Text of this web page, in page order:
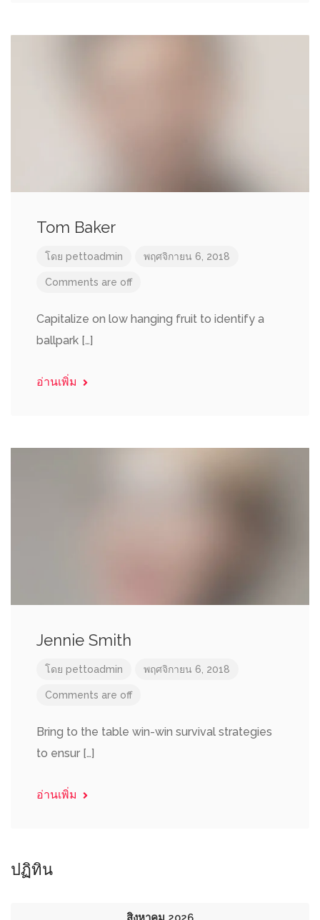
Tom Baker
โดย pettoadmin พฤศจิกายน 6, 2018
Comments are off
Capitalize on low hanging fruit to identify a
ballpark […]
อ่านเพิ่ม
Jennie Smith
โดย pettoadmin พฤศจิกายน 6, 2018
Comments are off
Bring to the table win-win survival strategies
to ensur […]
อ่านเพิ่ม
ปฏิทิน